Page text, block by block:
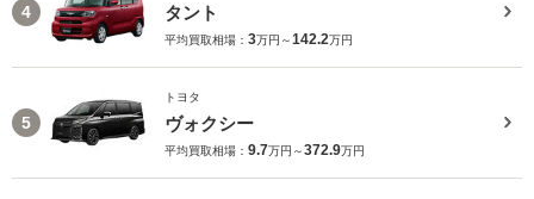
4 タント
平均買取相場： 3万円～142.2万円
5
トヨタ
ヴォクシー
平均買取相場： 9.7万円～372.9万円